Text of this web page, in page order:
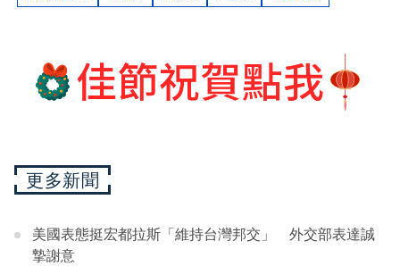
更多新聞
美國表態挺宏都拉斯「維持台灣邦交」 外交部表達誠
摯謝意